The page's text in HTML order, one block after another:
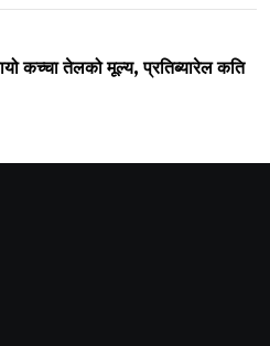
कच्चा तेलको मूल्य, प्रतिब्यारेल कति